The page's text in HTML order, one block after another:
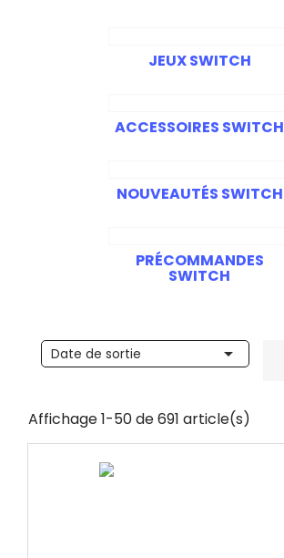
JEUX SWITCH
ACCESSOIRES SWITCH
NOUVEAUTÉS SWITCH
PRÉCOMMANDES
SWITCH
Date de sortie 
Affichage 1-50 de 691 article(s)